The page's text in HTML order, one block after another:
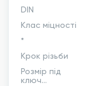
DIN
Клас міцності
*
Крок різьби
Розмір під
ключ...